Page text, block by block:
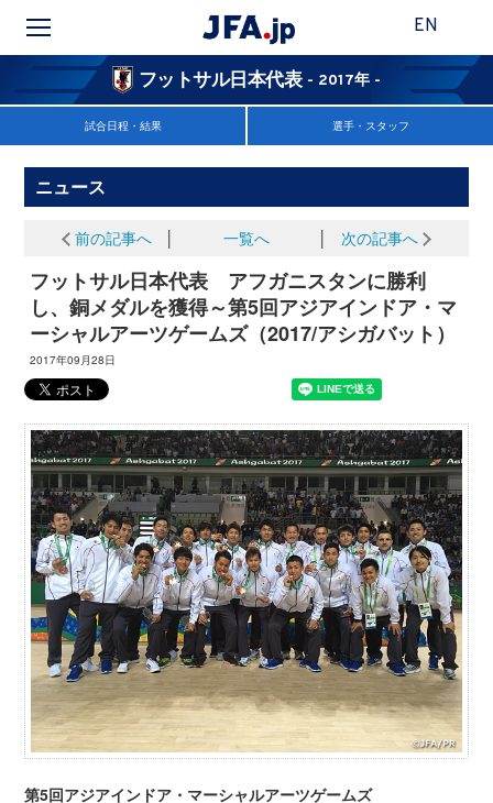
EN
フットサル日本代表 - 2017年 -
試合日程・結果 選手・スタッフ
ニュース
前の記事へ 一覧へ 次の記事へ
フットサル日本代表 アフガニスタンに勝利
し、銅メダルを獲得～第5回アジアインドア・マ
ーシャルアーツゲームズ（2017/アシガバット）
2017年09月28日
第5回アジアインドア・マーシャルアーツゲームズ